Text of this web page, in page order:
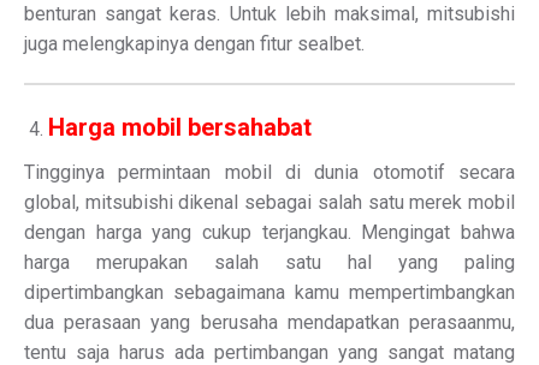
benturan sangat keras. Untuk lebih maksimal, mitsubishi
juga melengkapinya dengan fitur sealbet.
Harga mobil bersahabat
Tingginya permintaan mobil di dunia otomotif secara
global, mitsubishi dikenal sebagai salah satu merek mobil
dengan harga yang cukup terjangkau. Mengingat bahwa
harga merupakan salah satu hal yang paling
dipertimbangkan sebagaimana kamu mempertimbangkan
dua perasaan yang berusaha mendapatkan perasaanmu,
tentu saja harus ada pertimbangan yang sangat matang